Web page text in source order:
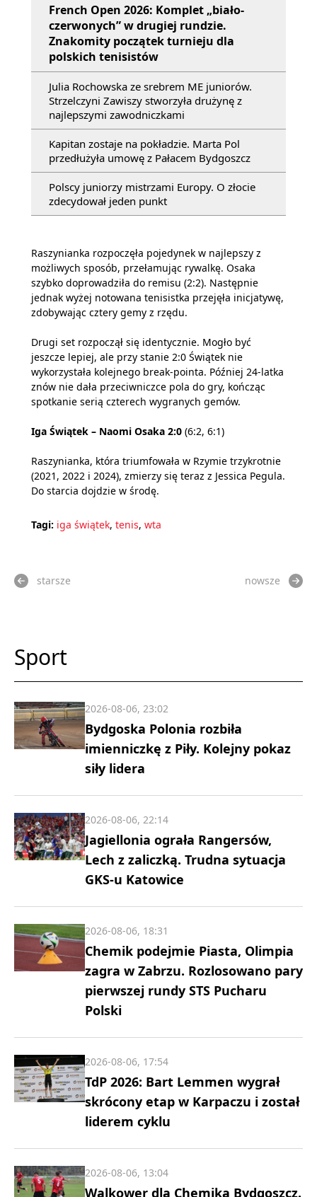
French Open 2026: Komplet „biało-
czerwonych” w drugiej rundzie.
Znakomity początek turnieju dla
polskich tenisistów
Julia Rochowska ze srebrem ME juniorów.
Strzelczyni Zawiszy stworzyła drużynę z
najlepszymi zawodniczkami
Kapitan zostaje na pokładzie. Marta Pol
przedłużyła umowę z Pałacem Bydgoszcz
Polscy juniorzy mistrzami Europy. O złocie
zdecydował jeden punkt
Raszynianka rozpoczęła pojedynek w najlepszy z
możliwych sposób, przełamując rywalkę. Osaka
szybko doprowadziła do remisu (2:2). Następnie
jednak wyżej notowana tenisistka przejęła inicjatywę,
zdobywając cztery gemy z rzędu.
Drugi set rozpoczął się identycznie. Mogło być
jeszcze lepiej, ale przy stanie 2:0 Świątek nie
wykorzystała kolejnego break-pointa. Później 24-latka
znów nie dała przeciwniczce pola do gry, kończąc
spotkanie serią czterech wygranych gemów.
Iga Świątek – Naomi Osaka 2:0 (6:2, 6:1)
Raszynianka, która triumfowała w Rzymie trzykrotnie
(2021, 2022 i 2024), zmierzy się teraz z Jessica Pegula.
Do starcia dojdzie w środę.
Tagi: iga świątek, tenis, wta
starsze nowsze
Sport
Bydgoska Polonia rozbiła
imienniczkę z Piły. Kolejny pokaz
siły lidera
2026-08-06, 23:02
Jagiellonia ograła Rangersów,
Lech z zaliczką. Trudna sytuacja
GKS-u Katowice
2026-08-06, 22:14
Chemik podejmie Piasta, Olimpia
zagra w Zabrzu. Rozlosowano pary
pierwszej rundy STS Pucharu
Polski
2026-08-06, 18:31
TdP 2026: Bart Lemmen wygrał
skrócony etap w Karpaczu i został
liderem cyklu
2026-08-06, 17:54
Walkower dla Chemika Bydgoszcz.
2026-08-06, 13:04